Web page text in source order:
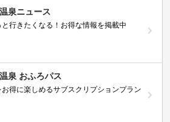
泉ニュース
行きたくなる！お得な情報を掲載中
泉 おふろパス
得に楽しめるサブスクリプションプラン